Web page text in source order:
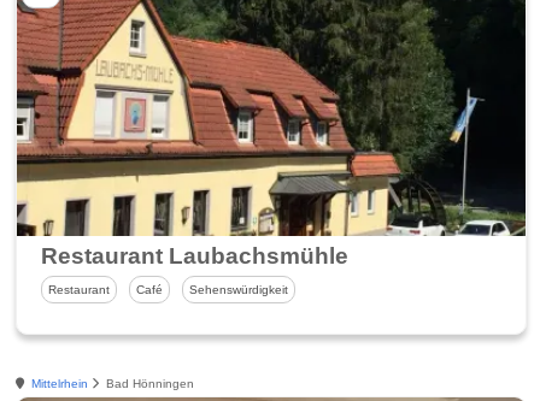
Restaurant Laubachsmühle
Restaurant Café Sehenswürdigkeit
Mittelrhein Bad Hönningen